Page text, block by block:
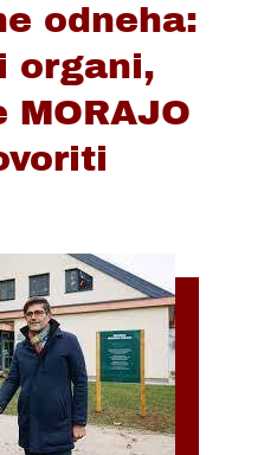
odneha:
organi,
MORAJO